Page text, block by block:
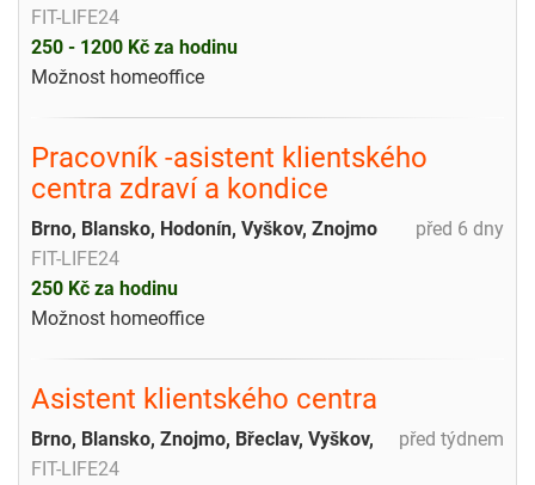
FIT-LIFE24
250 - 1200 Kč za hodinu
Možnost homeoffice
Pracovník -asistent klientského
centra zdraví a kondice
před 6 dny
Brno, Blansko, Hodonín, Vyškov, Znojmo
FIT-LIFE24
250 Kč za hodinu
Možnost homeoffice
Asistent klientského centra
před týdnem
Brno, Blansko, Znojmo, Břeclav, Vyškov,
FIT-LIFE24